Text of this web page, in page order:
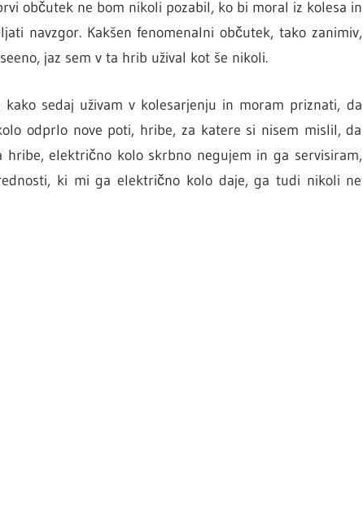
občutek ne bom nikoli pozabil, ko bi moral iz kolesa in
navzgor. Kakšen fenomenalni občutek, tako zanimiv,
jaz sem v ta hrib užival kot še nikoli.
sedaj uživam v kolesarjenju in moram priznati, da
odprlo nove poti, hribe, za katere si nisem mislil, da
električno kolo skrbno negujem in ga servisiram,
ki mi ga električno kolo daje, ga tudi nikoli ne